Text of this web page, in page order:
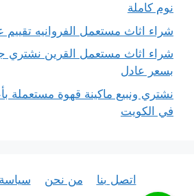
نوم كاملة
شراء اثاث مستعمل الفروانيه
شراء اثاث مستعمل القرين نشتري
بسعر عادل
نشتري ونبيع ماكينة قهوة مستعملة
في الكويت
اتصل بنا من نحن